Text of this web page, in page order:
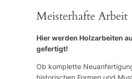
Meisterhafte Arbeit
Hier werden Holzarbeiten
gefertigt!
Ob komplette
historischen Formen und